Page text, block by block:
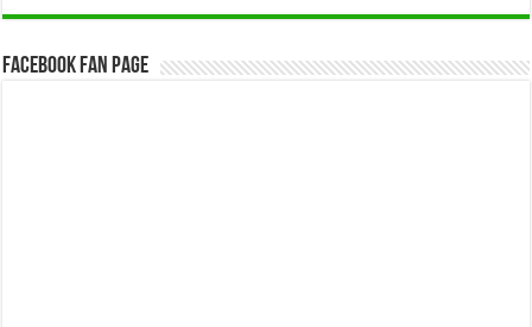
Facebook Fan Page